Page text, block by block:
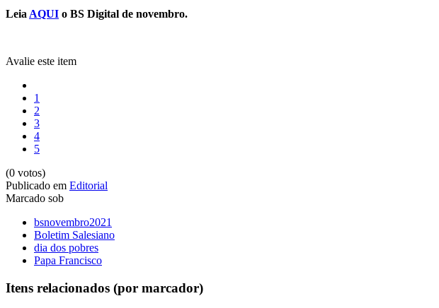
Leia AQUI o BS Digital de novembro.
Avalie este item
1
2
3
4
5
(0 votos)
Publicado em Editorial
Marcado sob
bsnovembro2021
Boletim Salesiano
dia dos pobres
Papa Francisco
Itens relacionados (por marcador)